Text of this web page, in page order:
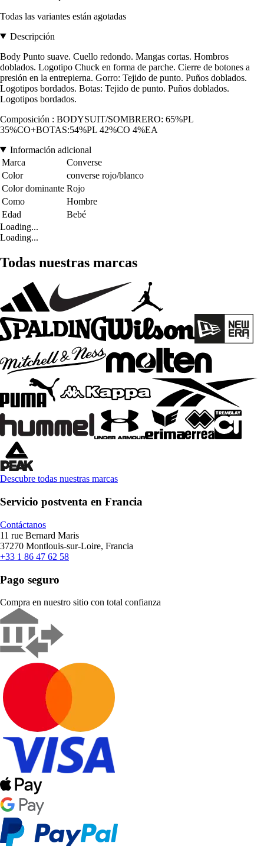
Todas las variantes están agotadas
Descripción
Body Punto suave. Cuello redondo. Mangas cortas. Hombros
doblados. Logotipo Chuck en forma de parche. Cierre de botones a
presión en la entrepierna. Gorro: Tejido de punto. Puños doblados.
Logotipos bordados. Botas: Tejido de punto. Puños doblados.
Logotipos bordados.
Composición : BODYSUIT/SOMBRERO: 65%PL
35%CO+BOTAS:54%PL 42%CO 4%EA
Información adicional
Marca
Converse
Color
converse rojo/blanco
Color dominante Rojo
Como
Hombre
Edad
Bebé
Loading...
Loading...
Todas nuestras marcas
Descubre todas nuestras marcas
Servicio postventa en Francia
Contáctanos
11 rue Bernard Maris
37270 Montlouis-sur-Loire, Francia
+33 1 86 47 62 58
Pago seguro
Compra en nuestro sitio con total confianza